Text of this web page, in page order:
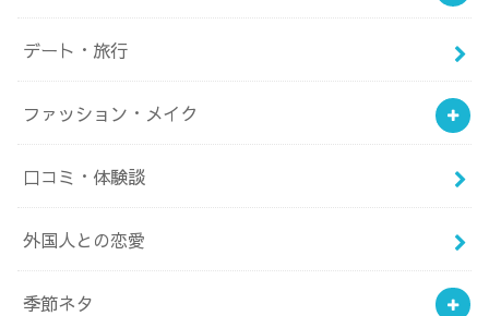
デート・旅行
ファッション・メイク
口コミ・体験談
外国人との恋愛
季節ネタ